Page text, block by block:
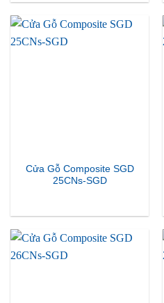
Cửa Gỗ Composite SGD
25CNs-SGD